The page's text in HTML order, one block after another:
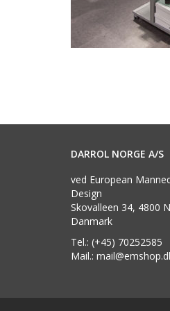
DARROL NORGE A/S
ved European
Design
Skovalleen 34, 4800
Danmark
Tel.: (+45) 70252585
Mail.: